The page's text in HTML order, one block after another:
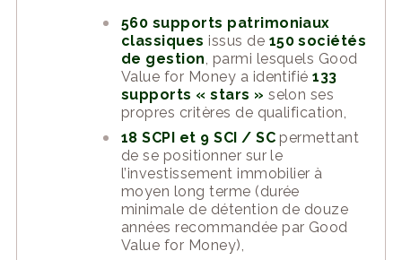
560 supports patrimoniaux
classiques issus de 150 sociétés
de gestion , parmi lesquels Good
Value for Money a identifié133
supports « stars » selon ses
propres critères de qualification,
18 SCPI et 9 SCI / SC permettant
de se positionner sur le
l’investissement immobilier à
moyen long terme (durée
minimale de détention de douze
années recommandée par Good
Value for Money),